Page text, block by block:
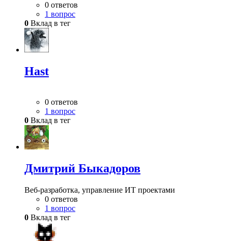
0 ответов
1 вопрос
0 Вклад в тег
Hast
0 ответов
1 вопрос
0 Вклад в тег
Дмитрий Быкадоров
Веб-разработка, управление ИТ проектами
0 ответов
1 вопрос
0 Вклад в тег